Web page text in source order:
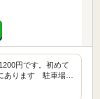
円です。初めて
あります 駐車場…